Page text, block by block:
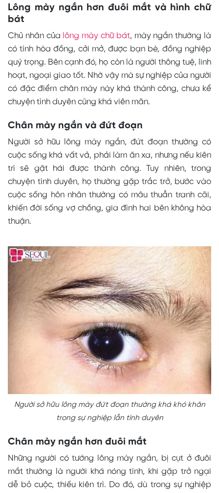
Lông mày ngắn hơn đuôi mắt và hình chữ
bát
Chủ nhân của lông mày chữ bát, mày ngắn thường là
có tính hòa đồng, cởi mở, được bạn bè, đồng nghiệp
quý trọng. Bên cạnh đó, họ còn là người thông tuệ, linh
hoạt, ngoại giao tốt. Nhờ vậy mà sự nghiệp của người
có đặc điểm chân mày này khá thành công, chưa kể
chuyện tình duyên cũng khá viên mãn.
Chân mày ngắn và đứt đoạn
Người sở hữu lông mày ngắn, đứt đoạn thường có
cuộc sống khá vất vả, phải làm ăn xa, nhưng nếu kiên
trì sẽ gặt hái được thành công. Tuy nhiên, trong
chuyện tình duyên, họ thường gặp trắc trở, bước vào
cuộc sống hôn nhân thường có mâu thuẫn tranh cãi,
khiến đời sống vợ chồng, gia đình hai bên không hòa
thuận.
Người sở hữu lông mày đứt đoạn thường khá khó khăn
trong sự nghiệp lẫn tình duyên
Chân mày ngắn hơn đuôi mắt
Những người có tướng lông mày ngắn, bị cụt ở đuôi
mắt thường là người khá nóng tính, khi gặp trở ngại
dễ bỏ cuộc, thiếu kiên trì. Do đó, dù trong sự nghiệp